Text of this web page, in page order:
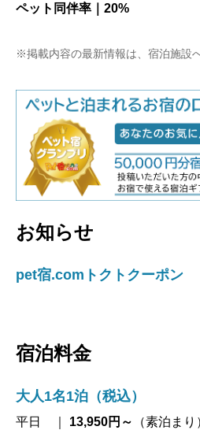
ペット同伴率｜20%
※掲載内容の最新情報は、宿泊施設
お知らせ
pet宿.comトクトクーポン
宿泊料金
大人1名1泊（税込）
平日 ｜ 13,950円～
（素泊まり